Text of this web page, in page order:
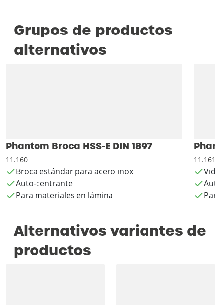
Grupos de productos
alternativos
Phantom Broca HSS-E DIN 1897
11.160
Broca estándar para acero inox
Auto-centrante
Para materiales en lámina
11.161
Alternativos variantes de
productos